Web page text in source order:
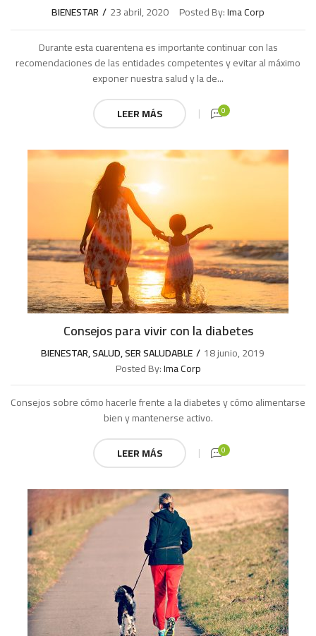
BIENESTAR 23 abril, 2020 Posted By:Ima Corp
Durante esta cuarentena es importante continuar con las
recomendaciones de las entidades competentes y evitar al máximo
exponer nuestra salud y la de...
LEER MÁS
0
Consejos para vivir con la diabetes
BIENESTAR,SALUD,SER SALUDABLE
18 junio, 2019
Posted By:Ima Corp
Consejos sobre cómo hacerle frente a la diabetes y cómo alimentarse
bien y mantenerse activo.
LEER MÁS
0